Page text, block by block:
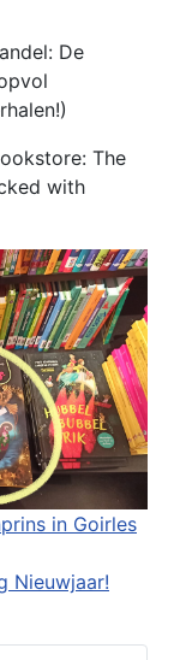
De
The
with
in Goirles
Nieuwjaar!